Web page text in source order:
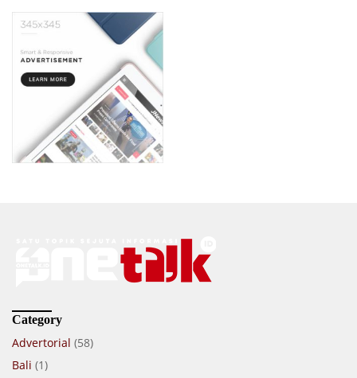
Category
Advertorial (58)
Bali (1)